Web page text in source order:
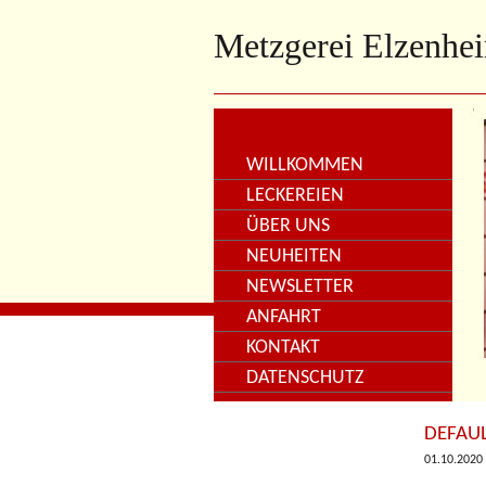
Metzgerei
WILLKOMMEN
LECKEREIEN
ÜBER UNS
NEUHEITEN
NEWSLETTER
ANFAHRT
KONTAKT
DATENSCHUTZ
01.10.2020